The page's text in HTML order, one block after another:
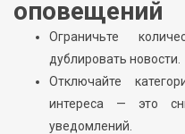
оповещений
Ограничьте
дублировать новости.
Отключайте
интереса — это
уведомлений.